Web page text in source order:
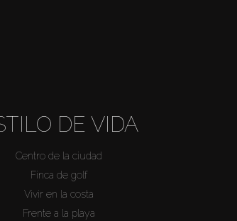
DE VIDA
Centro de la ciudad
Finca de golf
Vivir en la costa
Frente a la playa